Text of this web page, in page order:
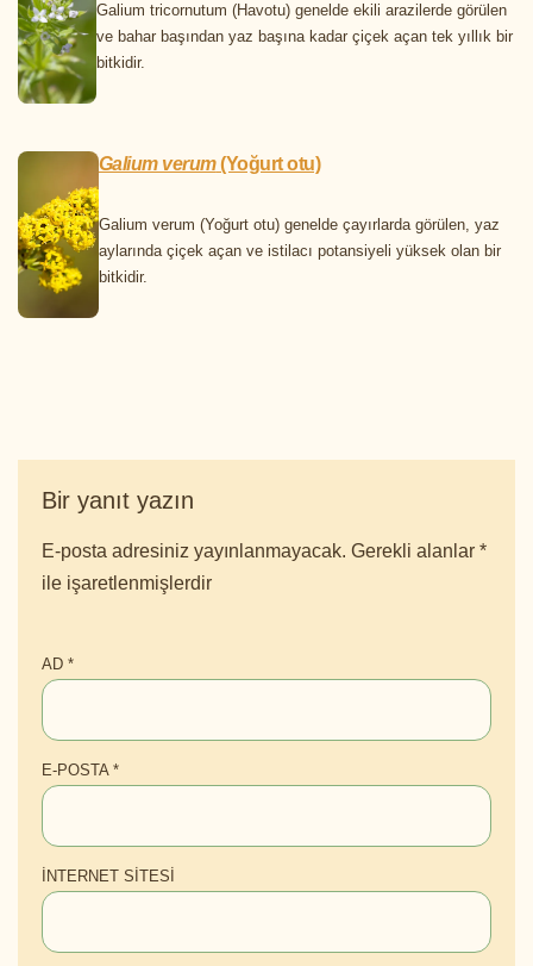
Galium tricornutum (Havotu) genelde ekili arazilerde görülen
ve bahar başından yaz başına kadar çiçek açan tek yıllık bir
bitkidir.
Galium verum(Yoğurt otu)
Galium verum (Yoğurt otu) genelde çayırlarda görülen, yaz
aylarında çiçek açan ve istilacı potansiyeli yüksek olan bir
bitkidir.
Bir yanıt yazın
E-posta adresiniz yayınlanmayacak. Gerekli alanlar *
ile işaretlenmişlerdir
AD *
E-POSTA *
İNTERNET SITESI